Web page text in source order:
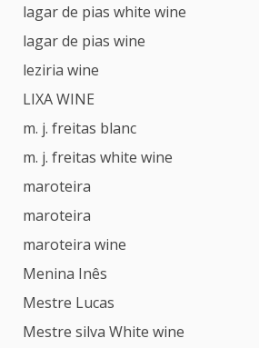
lagar de pias white wine
lagar de pias wine
leziria wine
LIXA WINE
m. j. freitas blanc
m. j. freitas white wine
maroteira
maroteira
maroteira wine
Menina Inês
Mestre Lucas
Mestre silva White wine